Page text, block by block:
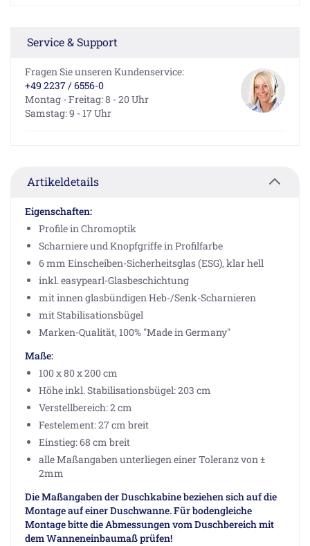
Service & Support
Fragen Sie unseren Kundenservice:
+49 2237 / 6556-0
Montag - Freitag: 8 - 20 Uhr
Samstag: 9 - 17 Uhr
Artikeldetails
Eigenschaften:
Profile in Chromoptik
Scharniere und Knopfgriffe in Profilfarbe
6 mm Einscheiben-Sicherheitsglas (ESG), klar hell
inkl. easypearl-Glasbeschichtung
mit innen glasbündigen Heb-/Senk-Scharnieren
mit Stabilisationsbügel
Marken-Qualität, 100% "Made in Germany"
Maße:
100 x 80 x 200 cm
Höhe inkl. Stabilisationsbügel: 203 cm
Verstellbereich: 2 cm
Festelement: 27 cm breit
Einstieg: 68 cm breit
alle Maßangaben unterliegen einer Toleranz von ±
2mm
Die Maßangaben der Duschkabine beziehen sich auf die
Montage auf einer Duschwanne. Für bodengleiche
Montage bitte die Abmessungen vom Duschbereich mit
dem Wanneneinbaumaß prüfen!